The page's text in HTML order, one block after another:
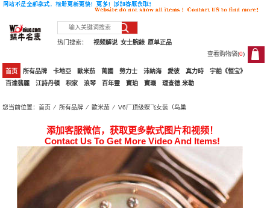
热门搜索： 原单正品
女士腕錶
视频解说
查看购物袋(0)
0
首页 所有品牌 卡地亞 歐米茄 萬國 勞力士 沛納海 愛彼 真力時
宇舶《恒宝》
百達翡麗
江詩丹頓 积家 浪琴 百年靈 寶珀 寶璣 理查德.米勒
您当前位置：首页 ⁄所有品牌 ⁄ 歐米茄 ⁄ V6厂顶级蝶飞女装（鸟巢
添加客服微信，获取更多款式图片和视频！
Contact Us To Get More Video And Items!